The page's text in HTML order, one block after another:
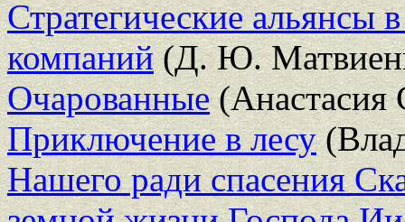
Стратегические альянсы
компаний(Д. Ю.
Очарованные(Анастасия
Приключение в лесу
Нашего ради спасения